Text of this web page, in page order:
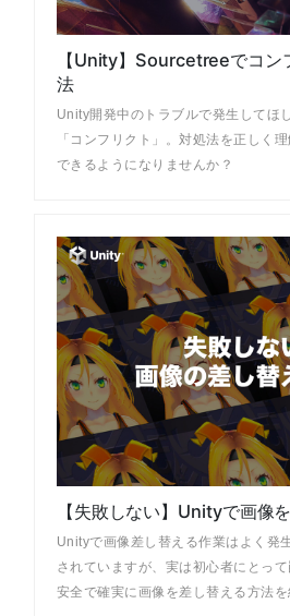
【Unity】Sourcetreeでコン
法
Unity開発中のトラブルで発生してほ
「コンフリクト」。対処法を正しく
できるようになりませんか？
【失敗しない】Unityで画像
Unityで画像差し替える作業はよく発
されていますが、実は初心者にとって
安全で確実に画像を差し替える方法を